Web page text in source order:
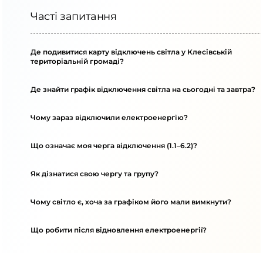
Часті запитання
Де подивитися карту відключень світла у Клесівській
територіальній громаді?
Де знайти графік відключення світла на сьогодні та завтра?
Чому зараз відключили електроенергію?
Що означає моя черга відключення (1.1–6.2)?
Як дізнатися свою чергу та групу?
Чому світло є, хоча за графіком його мали вимкнути?
Що робити після відновлення електроенергії?